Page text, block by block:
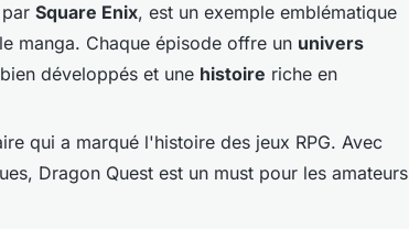
Square Enix, est un exemple emblématique
manga. Chaque épisode offre un univers
bien développés et une histoire riche en
qui a marqué l'histoire des jeux RPG. Avec
Dragon Quest est un must pour les amateurs